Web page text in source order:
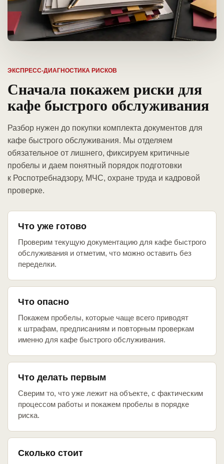
ЭКСПРЕСС-ДИАГНОСТИКА РИСКОВ
Сначала покажем риски для
кафе быстрого обслуживания
Разбор нужен до покупки комплекта документов для
кафе быстрого обслуживания. Мы отделяем
обязательное от лишнего, фиксируем критичные
пробелы и даем понятный порядок подготовки
к Роспотребнадзору, МЧС, охране труда и кадровой
проверке.
Что уже готово
Проверим текущую документацию для кафе быстрого
обслуживания и отметим, что можно оставить без
переделки.
Что опасно
Покажем пробелы, которые чаще всего приводят
к штрафам, предписаниям и повторным проверкам
именно для кафе быстрого обслуживания.
Что делать первым
Сверим то, что уже лежит на объекте, с фактическим
процессом работы и покажем пробелы в порядке
риска.
Сколько стоит